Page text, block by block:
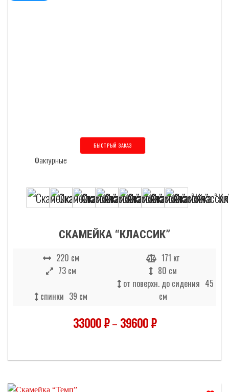
БЫСТРЫЙ ЗАКАЗ
СКАМЕЙКА “КЛАССИК”
220 см
171 кг
73 см
80 см
спинки 39 см
от поверхн. до сидения 45
см
33000₽– 39600₽